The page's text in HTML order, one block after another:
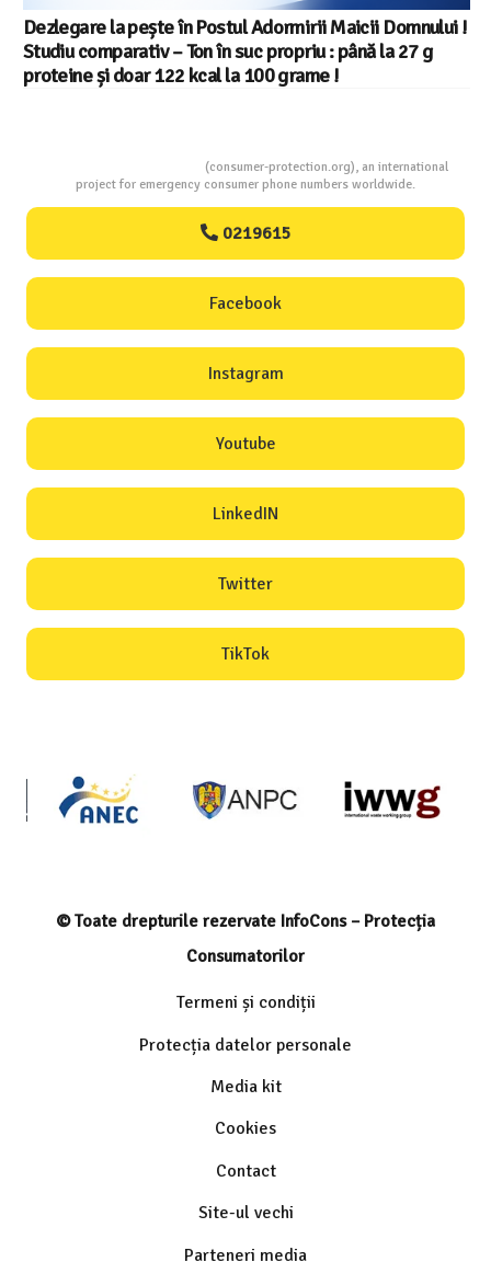
(consumer-protection.org), an international
project for emergency consumer phone numbers worldwide.
0219615
Facebook
Instagram
Youtube
LinkedIN
Twitter
TikTok
© Toate drepturile rezervate InfoCons – Protecția
Consumatorilor
Termeni și condiții
Protecția datelor personale
Media kit
Cookies
Contact
Site-ul vechi
Parteneri media